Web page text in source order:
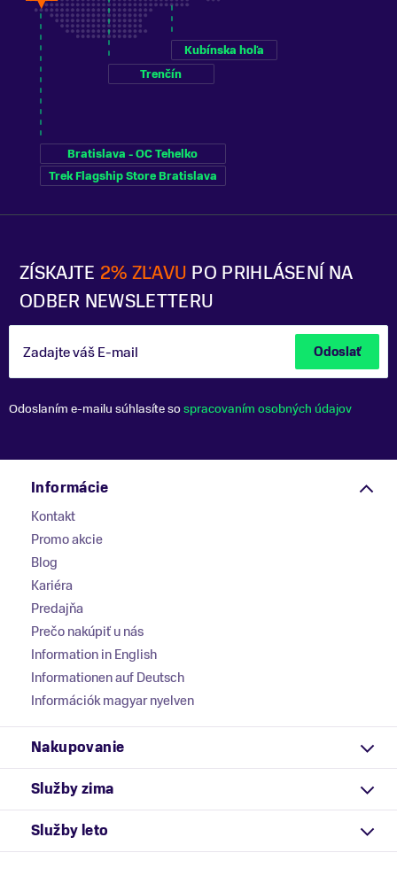
ZÍSKAJTE 2% ZĽAVU PO PRIHLÁSENÍ NA
ODBER NEWSLETTERU
Zadajte váš E-mail Odoslať
Odoslaním e-mailu súhlasíte sospracovaním osobných údajov
Bratislava - OC Tehelko
Trek Flagship Store Bratislava
Trenčín
Kubínska hoľa
Informácie
Kontakt
Promo akcie
Blog
Kariéra
Predajňa
Prečo nakúpiť u nás
Information in English
Informationen auf Deutsch
Információk magyar nyelven
Nakupovanie
Služby zima
Služby leto